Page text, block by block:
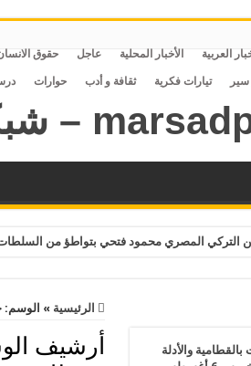
العربية الأخبار المحلية عاجل حقوق
سير تيارات فكرية ثقافة و أدب حوارات
التركي المصري محمود فتحي بتواطؤ من السلطات
الرئيسية » الوسم:
أرشيف
بالقطامية والأدلة